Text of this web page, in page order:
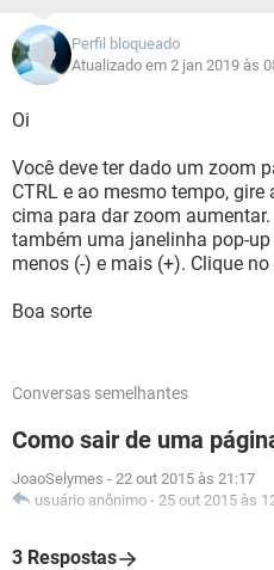
Perfil bloqueado
Atualizado em 2 jan 2019 às
Oi
Você deve ter dado um zoom
CTRL e ao mesmo tempo,
cima para dar zoom
também uma janelinha pop-
menos (-) e mais (+). Clique
Boa sorte
Conversas semelhantes
Como sair de uma
JoaoSelymes - 22 out 2015 às 21:17
usuário anônimo - 25 out 2015 às
3 Respostas